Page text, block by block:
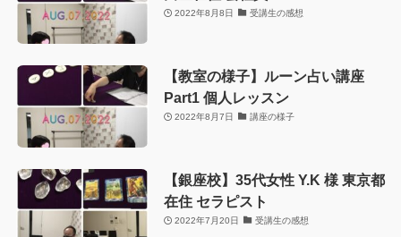
2022年8月8日 受講生の感想
【教室の様子】ルーン占い講座
Part1 個人レッスン
2022年8月7日 講座の様子
【銀座校】35代女性 Y.K 様 東京都
在住 セラピスト
2022年7月20日 受講生の感想